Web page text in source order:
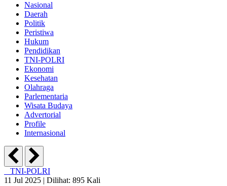
Nasional
Daerah
Politik
Peristiwa
Hukum
Pendidikan
TNI-POLRI
Ekonomi
Kesehatan
Olahraga
Parlementaria
Wisata Budaya
Advertorial
Profile
Internasional
TNI-POLRI
11 Jul 2025 | Dilihat: 895 Kali